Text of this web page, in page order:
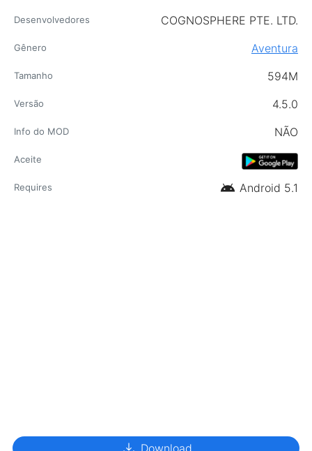
Desenvolvedores COGNOSPHERE PTE. LTD.
Gênero Aventura
Tamanho 594M
Versão 4.5.0
Info do MOD NÃO
Aceite
Requires android Android 5.1
Download